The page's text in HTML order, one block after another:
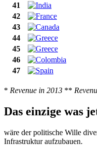
41
42
43
44
45
46
47
* Revenue in 2013 **
Das einzige was
wäre der politische Wille
Infrastruktur aufzubauen.